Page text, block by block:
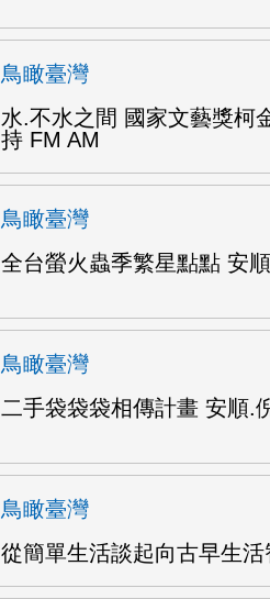
鳥瞰臺灣
水.不水之間 國家文藝獎柯
持 FM AM
鳥瞰臺灣
全台螢火蟲季繁星點點 安
鳥瞰臺灣
二手袋袋袋相傳計畫 安順.
鳥瞰臺灣
從簡單生活談起向古早生